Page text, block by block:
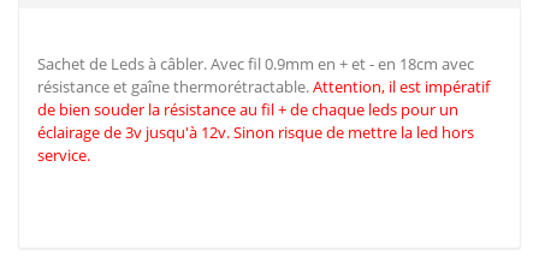
Sachet de Leds à câbler. Avec fil 0.9mm en + et - en 18cm avec
résistance et gaîne thermorétractable.Attention, il est impératif
de bien souder la résistance au fil + de chaque leds pour un
éclairage de 3v jusqu'à 12v. Sinon risque de mettre la led hors
service.